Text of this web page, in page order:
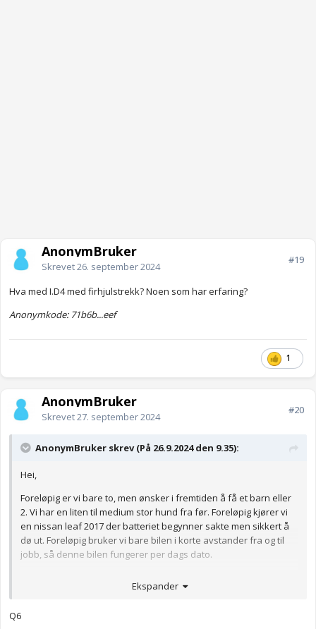
AnonymBruker
Skrevet26. september 2024
#19
Hva med I.D4 med firhjulstrekk? Noen som har erfaring?
Anonymkode: 71b6b...eef
1
AnonymBruker
Skrevet27. september 2024
#20
AnonymBruker skrev (På 26.9.2024 den 9.35):
Hei,
Foreløpig er vi bare to, men ønsker i fremtiden å få et barn eller
2. Vi har en liten til medium stor hund fra før. Foreløpig kjører vi
en nissan leaf 2017 der batteriet begynner sakte men sikkert å
dø ut. Foreløpig bruker vi bare bilen i korte avstander fra og til
jobb, så denne bilen fungerer per dags dato.
vi ønsker at den neste bilen vi kjøper oss skal kunne ha plass til
fremtiden, og pga avstand til familie vil vi trenge en bil med god
Ekspander
Q6